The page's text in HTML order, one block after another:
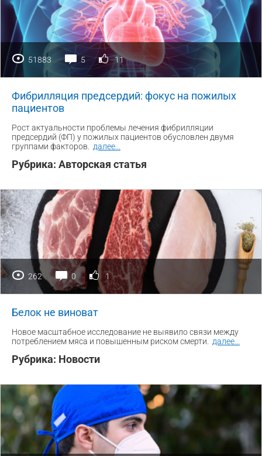
51883 5 11
Фибрилляция предсердий: фокус на пожилых
пациентов
Рост актуальности проблемы лечения фибрилляции
предсердий (ФП) у пожилых пациентов обусловлен двумя
группами факторов.
далее
Рубрика: Авторская статья
262 0 1
Белок не виноват
Новое масштабное исследование не выявило связи между
потреблением мяса и повышенным риском смерти.
далее
Рубрика: Новости